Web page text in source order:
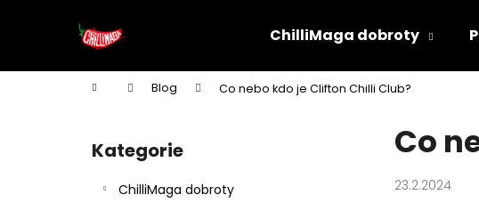
ChilliMaga dobroty
Domů Blog Co nebo kdo je Clifton Chilli Club?
Přeskočit
kategorie
Kategorie
ChilliMaga dobroty
Co
23.2.2024
š
Zpět
do
Zpět
do
Co